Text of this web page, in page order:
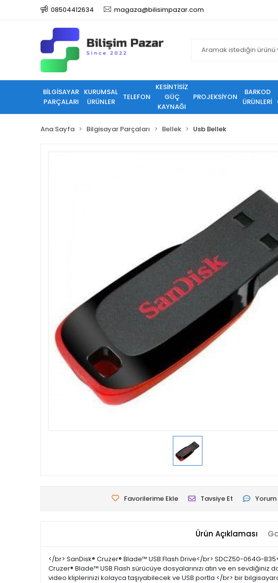
08504412634 magaza@bilisimpazar.com
BİLGİSAYAR
PARÇALARI
KURUMSAL
ÜRÜNLER
TELEFON
KESİNTİSİZ
GÜÇ
KAYNAĞI
PROJEKSİYON
BARKOD
ÜRÜNLERİ
Ana Sayfa Bilgisayar Parçaları Bellek Usb Bellek
Favorilerime Ekle Tavsiye Et Yorum
Ürün Açıklaması
</br> SanDisk® Cruzer® Blade™ USB Flash Drive</br> SDCZ50-064G-
Cruzer® Blade™ USB Flash sürücüye dosyalarınızı atın ve en
video kliplerinizi kolayca taşıyabilecek ve USB portla </br> bir